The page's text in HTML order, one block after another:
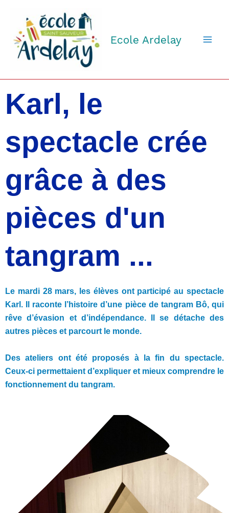
contenu
Ecole Ardelay
Karl, le
spectacle crée
grâce à des
pièces d'un
tangram ...
Le mardi 28 mars, les élèves ont participé au spectacle
Karl. Il raconte l’histoire d’une pièce de tangram Bô, qui
rêve d’évasion et d’indépendance. Il se détache des
autres pièces et parcourt le monde.
Des ateliers ont été proposés à la fin du spectacle.
Ceux-ci permettaient d’expliquer et mieux comprendre le
fonctionnement du tangram.